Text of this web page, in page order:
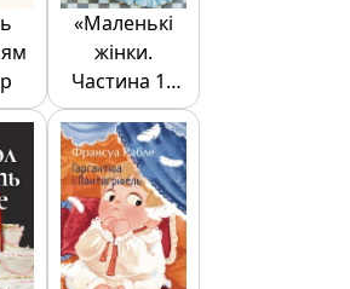
«Маленькі
жінки.
Частина 1»
Луїза Олкотт